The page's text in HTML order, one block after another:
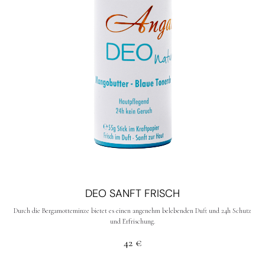
DEO SANFT FRISCH
Durch die Bergamotteminze bietet es einen angenehm belebenden Duft und 24h Schutz
und Erfrischung.
42 €